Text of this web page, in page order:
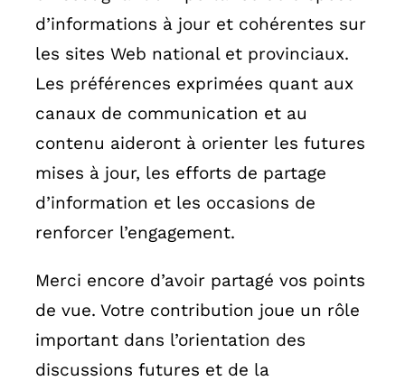
d’informations à jour et cohérentes sur
les sites Web national et provinciaux.
Les préférences exprimées quant aux
canaux de communication et au
contenu aideront à orienter les futures
mises à jour, les efforts de partage
d’information et les occasions de
renforcer l’engagement.
Merci encore d’avoir partagé vos points
de vue. Votre contribution joue un rôle
important dans l’orientation des
discussions futures et de la